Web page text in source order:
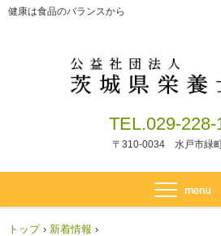
健康は食品のバランスから
TEL.029-228-
〒310-0034 水戸市緑
トップ › 新着情報 ›